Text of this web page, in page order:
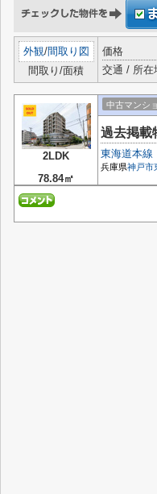
外観/間取り図
間取り/面積
価格
交通 / 所在
2LDK
78.84㎡
中古マンシ
過去掲載
東海道本線
兵庫県神戸市